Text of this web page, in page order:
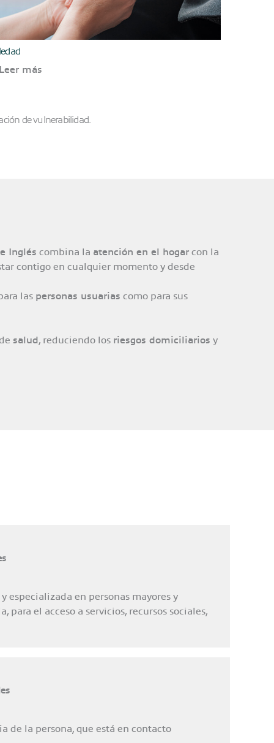
más
de vulnerabilidad.
Inglés combina la atención en el hogarcon la
contigo en cualquier momento y desde
las personas usuarias como para sus
salud, reduciendo los riesgos domiciliarios y
especializada en personas mayores y
para el acceso a servicios, recursos sociales,
de la persona, que está en contacto